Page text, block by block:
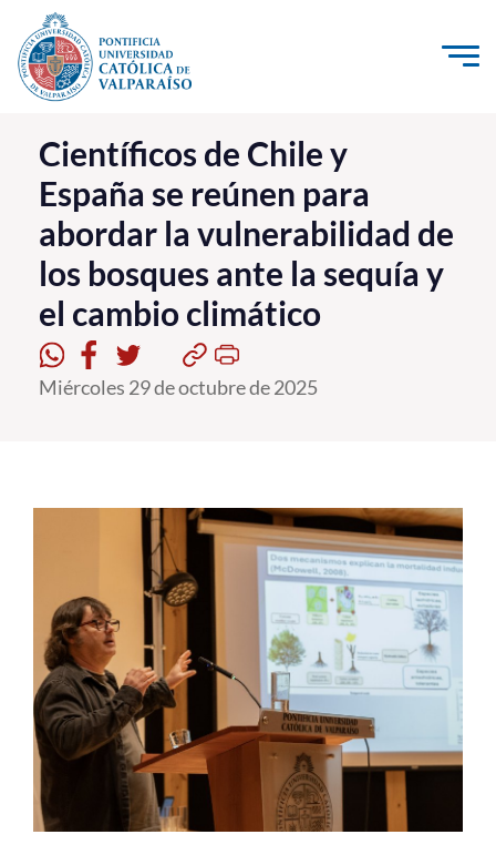
Click acá para ir directamente al contenido
La Universidad
Investigación, Creación e Innovación
PUCV Internacional
Vinculación con el Medio
Admisión
Pregrado
Académicos
Funcionarios
Alumni
Científicos de Chile y
España se reúnen para
abordar la vulnerabilidad de
los bosques ante la sequía y
el cambio climático
Miércoles 29 de octubre de 2025